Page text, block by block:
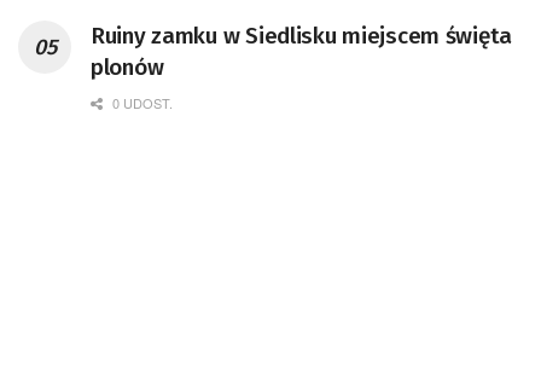
Badań Kosmicznych i Satelitarnych PAN.
Ruiny zamku w Siedlisku miejscem święta
plonów
0 UDOST.